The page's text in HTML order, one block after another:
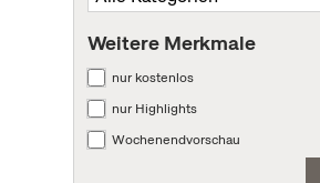
Weitere Merkmale
nur kostenlos
nur Highlights
Wochenendvorschau